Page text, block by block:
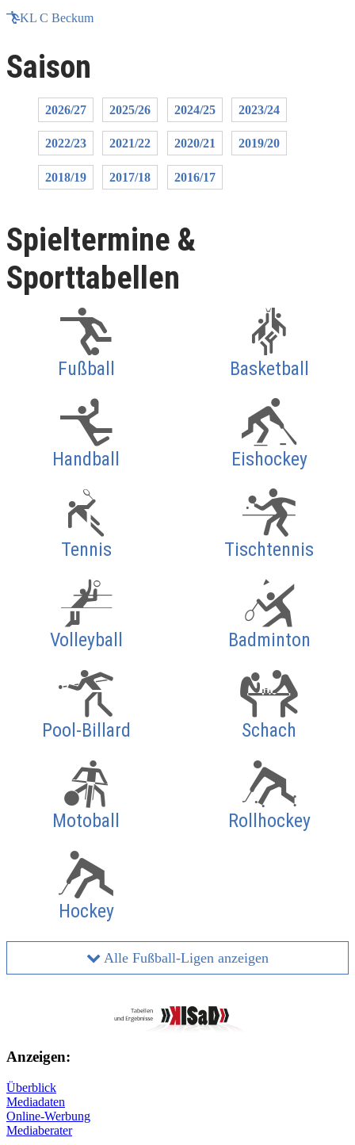
KL C Beckum
Saison
2026/27 2025/26 2024/25 2023/24
2022/23 2021/22 2020/21 2019/20
2018/19 2017/18 2016/17
Spieltermine &
Sporttabellen
Fußball Basketball
Handball Eishockey
Tennis Tischtennis
Volleyball Badminton
Pool-Billard Schach
Motoball Rollhockey
Hockey
Alle Fußball-Ligen anzeigen
Anzeigen:
Überblick
Mediadaten
Online-Werbung
Mediaberater